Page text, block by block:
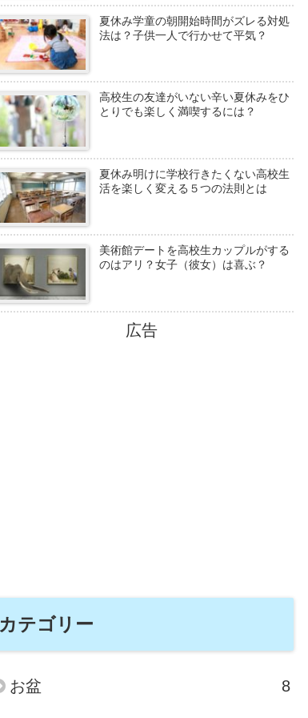
夏休み学童の朝開始時間がズレる対処
法は？子供一人で行かせて平気？
高校生の友達がいない辛い夏休みをひ
とりでも楽しく満喫するには？
夏休み明けに学校行きたくない高校生
活を楽しく変える５つの法則とは
美術館デートを高校生カップルがする
のはアリ？女子（彼女）は喜ぶ？
広告
カテゴリー
お盆 8